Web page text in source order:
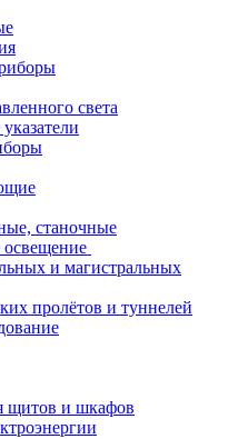
света
станочные
и магистральных
пролётов и туннелей
щитов и шкафов